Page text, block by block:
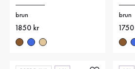
brun
Nytt pris
1850 kr
brun
Nytt